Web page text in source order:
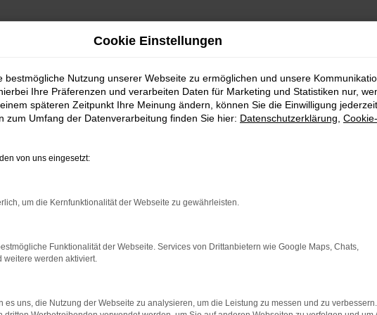
bestimmter Seiten verhindern. Funktioniert die Seite in einem
beheben.
auf dem neuesten Stand sind.
Cookie Einstellungen
bestmögliche Nutzung unserer Webseite zu ermöglichen und unsere
Ihre Präferenzen und verarbeiten Daten für Marketing und Statistiken nur,
späteren Zeitpunkt Ihre Meinung ändern, können Sie die Einwilligung
zum Umfang der Datenverarbeitung finden Sie hier: Datenschutzerklärung
von uns eingesetzt:
um die Kernfunktionalität der Webseite zu gewährleisten.
Funktionalität der Webseite. Services von Drittanbietern wie Google Maps, Chats,
weitere werden aktiviert.
es uns, die Nutzung der Webseite zu analysieren, um die Leistung zu messen und zu